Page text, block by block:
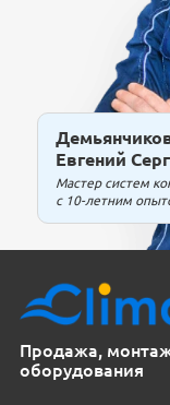
Евгений
Мастер систем
с 10-летним
Продажа,
оборудования